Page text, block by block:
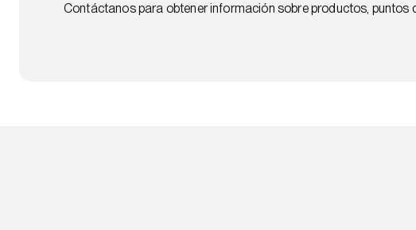
Contáctanos para obtener información sobre productos, puntos